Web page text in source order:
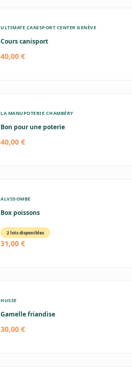
ULTIMATE CANISPORT CENTER GENÈVE
Cours canisport
40,00 €
LA MANUPOTERIE CHAMBÉRY
Bon pour une poterie
40,00 €
ALVIDOMBE
Box poissons
2 lots disponibles
31,00 €
HUSSE
Gamelle friandise
30,00 €